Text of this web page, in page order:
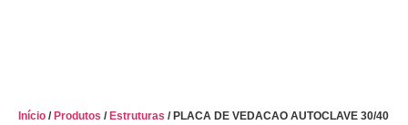
Início / Produtos / Estruturas / PLACA DE VEDACAO AUTOCLAVE 30/40